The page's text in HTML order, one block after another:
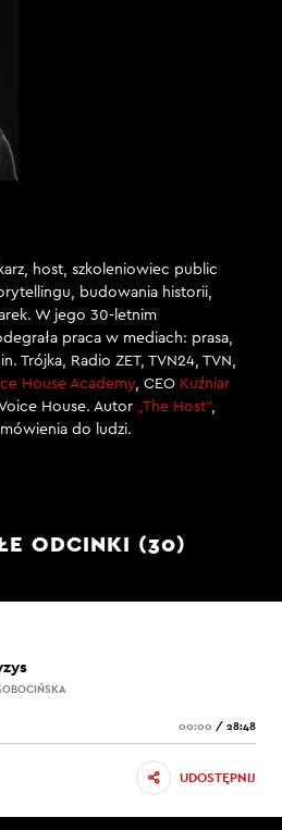
host, szkoleniowiec public
budowania historii,
W jego 30-letnim
praca w mediach: prasa,
Trójka, Radio ZET, TVN24, TVN,
House Academy, CEO Kuźniar
House. Autor „The Host”,
do ludzi.
ODCINKI (30)
00:00 / 28:48
UDOSTĘPNIJ